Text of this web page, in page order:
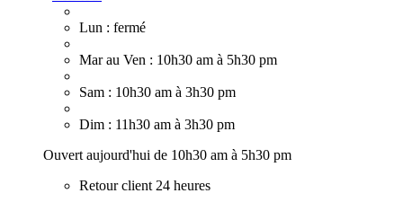
Lun : fermé
Mar au Ven : 10h30 am à 5h30 pm
Sam : 10h30 am à 3h30 pm
Dim : 11h30 am à 3h30 pm
Ouvert aujourd'hui de 10h30 am à 5h30 pm
Retour client 24 heures